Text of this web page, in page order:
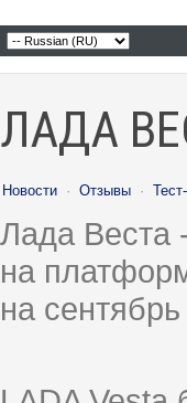
ЛАДА
Новости · Отзывы ·
Лада Веста
на
на